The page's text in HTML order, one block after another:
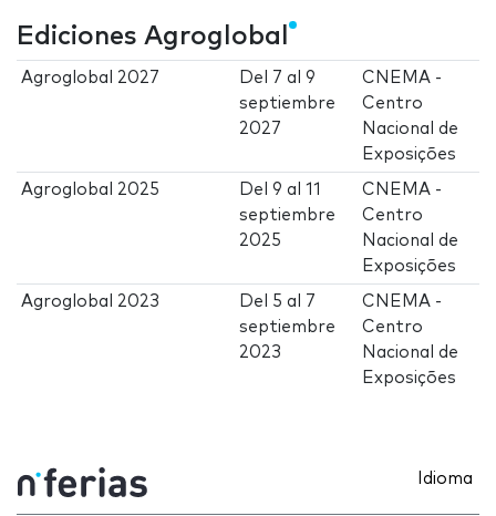
Ediciones Agroglobal
Agroglobal 2027 Del 7 al9
septiembre
2027
CNEMA -
Centro
Nacional de
Exposições
Agroglobal 2025 Del9 al11
septiembre
2025
CNEMA -
Centro
Nacional de
Exposições
Agroglobal 2023 Del 5 al
7
septiembre
2023
CNEMA -
Centro
Nacional de
Exposições
Idioma